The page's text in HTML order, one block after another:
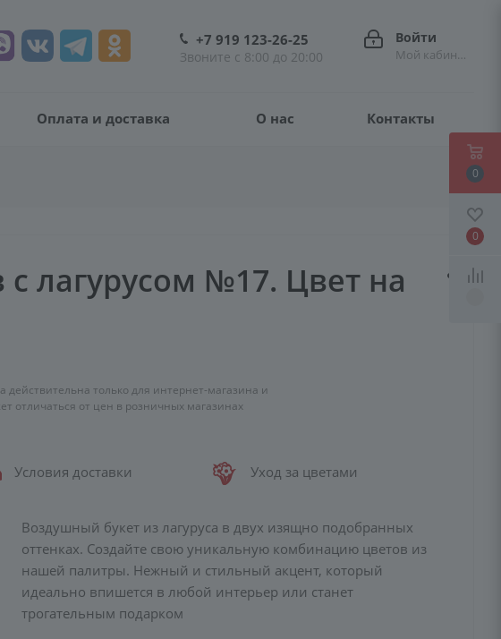
Войти
Мой кабинет
+7 919 123-26-25
Звоните с 8:00 до 20:00
Оплата и доставка О нас Контакты
с лагурусом №17. Цвет на
действительна только для интернет-магазина и
отличаться от цен в розничных магазинах
Условия доставки Уход за цветами
Воздушный букет из лагуруса в двух изящно подобранных
оттенках. Создайте свою уникальную комбинацию цветов из
нашей палитры. Нежный и стильный акцент, который
идеально впишется в любой интерьер или станет
трогательным подарком
0
0